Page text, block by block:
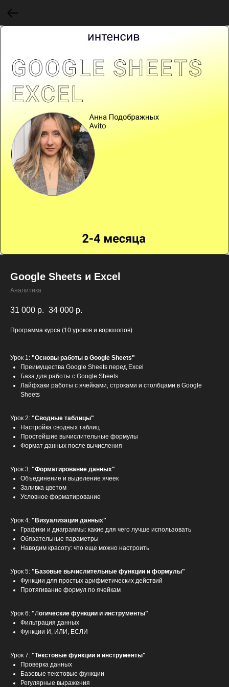
Google Sheets и Excel
Аналитика
31 000 р. 34 000 р.
Программа курса (10 уроков и воркшопов)
Урок 1: "Основы работы в Google Sheets"
Преимущества Google Sheets перед Excel
База для работы с Google Sheets
Лайфхаки работы с ячейками, строками и столбцами в Google
Sheets
Урок 2: "Сводные таблицы"
Настройка сводных таблиц
Простейшие вычислительные формулы
Формат данных после вычисления
Урок 3: "Форматирование данных"
Объединение и выделение ячеек
Заливка цветом
Условное форматирование
Урок 4: "Визуализация данных"
Графики и диаграммы: какие для чего лучше использовать
Обязательные параметры
Наводим красоту: что еще можно настроить
Урок 5: "Базовые вычислительные функции и формулы"
Функции для простых арифметических действий
Протягивание формул по ячейкам
Урок 6: "Логические функции и инструменты"
Фильтрация данных
Функции И, ИЛИ, ЕСЛИ
Урок 7: "Текстовые функции и инструменты"
Проверка данных
Базовые текстовые функции
Регулярные выражения